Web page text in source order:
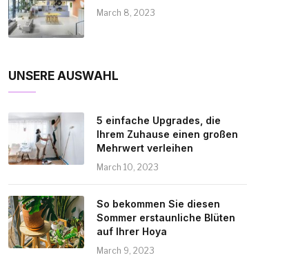
March 8, 2023
UNSERE AUSWAHL
5 einfache Upgrades, die
Ihrem Zuhause einen großen
Mehrwert verleihen
March 10, 2023
So bekommen Sie diesen
Sommer erstaunliche Blüten
auf Ihrer Hoya
March 9, 2023